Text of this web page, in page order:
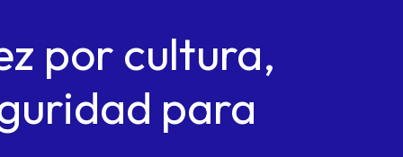
por cultura,
para